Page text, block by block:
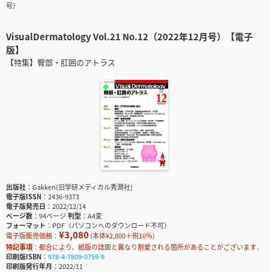
号）
VisualDermatology Vol.21 No.12（2022年12月号）【電子
版】
【特集】臀部・肛囲のアトラス
出版社
Gakken(旧学研メディカル秀潤社)
電子版ISSN
2436-9373
電子版発売日
2022/12/14
ページ数
94ページ判型
A4変
フォーマット
PDF（パソコンへのダウンロード不可）
電子版販売価格： ¥3,080(本体¥2,800＋税10％)
特記事項
都合により，紙版の誌面と異なり割愛される箇所があることがございます．
印刷版ISBN
978-4-7809-0759-9
印刷版発行年月
2022/11